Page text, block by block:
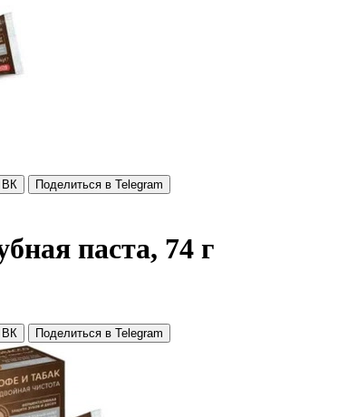
ВК
Поделиться в Telegram
паста, 74 г
ВК Поделиться в Telegram